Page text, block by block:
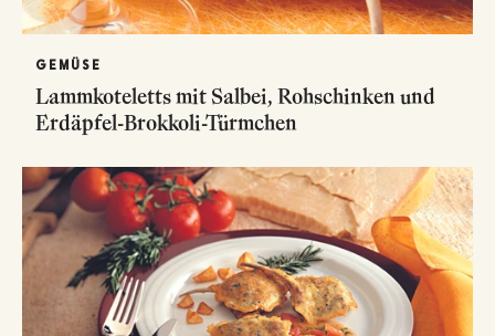
GEMÜSE
Lammkoteletts mit Salbei, Rohschinken und
Erdäpfel-Brokkoli-Türmchen